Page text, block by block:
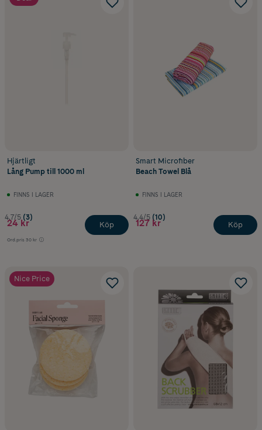
Hjärtligt
Lång Pump till 1000 ml
FINNS I LAGER
4.7/5 (3)
24 kr
Ord.pris 30 kr
Köp
Smart Microfiber
Beach Towel Blå
FINNS I LAGER
4.4/5 (10)
127 kr Köp
Nice Price